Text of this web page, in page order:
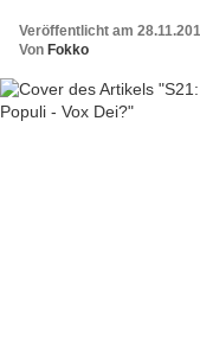
Veröffentlicht am
Von Fokko